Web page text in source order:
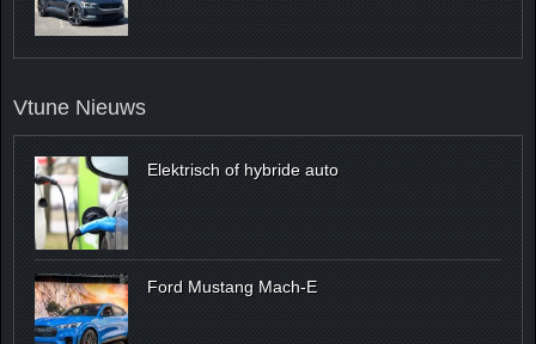
Vtune Nieuws
Elektrisch of hybride auto
Ford Mustang Mach-E